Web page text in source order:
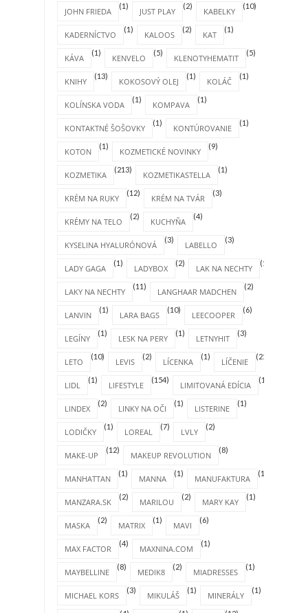
JOHN FRIEDA
(1)
JUST PLAY
(2)
KABELKY
(10)
KADERNÍCTVO
(1)
KALOOS
(2)
KAT
(1)
KÁVA
(1)
KENVELO
(5)
KLENOTYHEMATIT
(5)
KNIHY
(13)
KOKOSOVÝ OLEJ
(1)
KOLÁČ
(1)
KOLÍNSKA VODA
(1)
KOMPAVA
(1)
KONTAKTNÉ ŠOŠOVKY
(1)
KONTÚROVANIE
(1)
KOTON
(1)
KOZMETICKÉ NOVINKY
(9)
KOZMETIKA
(213)
KOZMETIKASTELLA
(1)
KRÉM NA RUKY
(12)
KRÉM NA TVÁR
(3)
KRÉMY NA TELO
(2)
KUCHYŇA
(4)
KYSELINA HYALURÓNOVÁ
(3)
LABELLO
(3)
LADY GAGA
(1)
LADYBOX
(2)
LAK NA NECHTY
(1)
LAKY NA NECHTY
(11)
LANGHAAR MADCHEN
(2)
LANVIN
(1)
LARA BAGS
(10)
LEECOOPER
(6)
LEGÍNY
(1)
LESK NA PERY
(1)
LETNYHIT
(3)
LETO
(10)
LEVIS
(2)
LÍCENKA
(1)
LÍČENIE
(25)
LIDL
(1)
LIFESTYLE
(154)
LIMITOVANÁ EDÍCIA
(1)
LINDEX
(2)
LINKY NA OČI
(1)
LISTERINE
(1)
LODIČKY
(1)
LOREAL
(7)
LVLY
(2)
MAKE-UP
(12)
MAKEUP REVOLUTION
(8)
MANHATTAN
(1)
MANNA
(1)
MANUFAKTURA
(1)
MANZARA.SK
(2)
MARILOU
(2)
MARY KAY
(1)
MASKA
(2)
MATRIX
(1)
MAVI
(6)
MAX FACTOR
(4)
MAXNINA.COM
(1)
MAYBELLINE
(8)
MEDIK8
(2)
MIADRESSES
(1)
MICHAEL KORS
(3)
MIKULÁŠ
(1)
MINERÁLY
(1)